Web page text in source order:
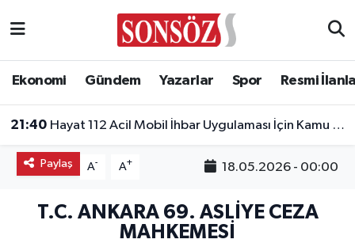
Ekonomi Gündem Yazarlar Spor Resmi
21:40 Hayat 112 Acil Mobil İhbar Uygulaması İçin Kamu Spotu Yayında!
Paylaş A- A+ 18.05.2026 - 00:00
T.C. ANKARA 69. ASLİYE CEZA
MAHKEMESİ
Asayiş
Çevre
Ankara Nöbetçi Eczaneler
Süper Lig Puan Durumu ve Fikstür